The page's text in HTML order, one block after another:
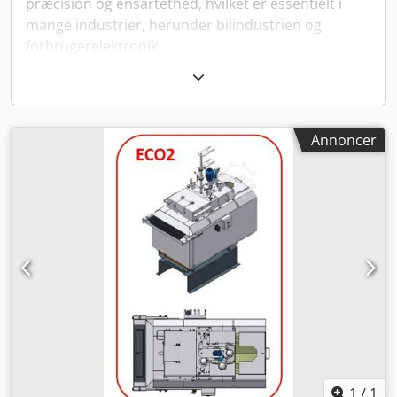
mange industrier, herunder bilindustrien og
forbrugerelektronik.
Funktioner og fordele
Trykstøbningsmaskiner er designet til at arbejde
med forskellige metaller, som aluminium, zink og
kobber baseret på deres fysiske egenskaber. De
primære fordele ved disse maskiner inkluderer
hurtig produktionstid, høj holdbarhed af de
endelige produkter og muligheden for at fremstille
meget komplekse komponenter. Desuden er
processen omkostningseffektiv på lang sigt, især
når det gælder masseproduktion.
Købsråd til brugte trykstøbningsmaskiner
Når du overvejer køb af en brugt
trykstøbningsmaskine, er det vigtigt at vurdere
maskinens alder, stand og tidligere anvendelse.
Annoncer